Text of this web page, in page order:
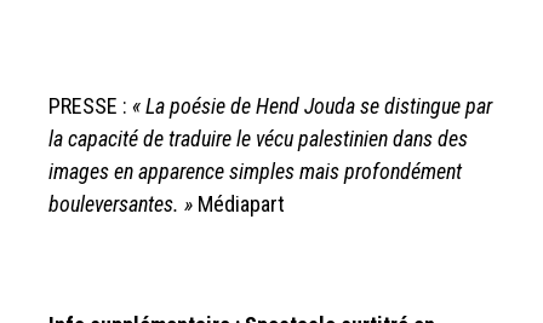
PRESSE : « La poésie de Hend Jouda se distingue par
la capacité de traduire le vécu palestinien dans des
images en apparence simples mais profondément
bouleversantes. » Médiapart